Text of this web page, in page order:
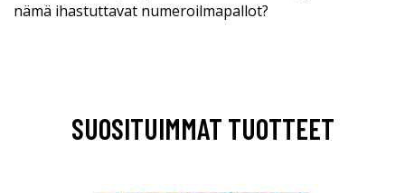
nämä ihastuttavat numeroilmapallot?
SUOSITUIMMAT TUOTTEET